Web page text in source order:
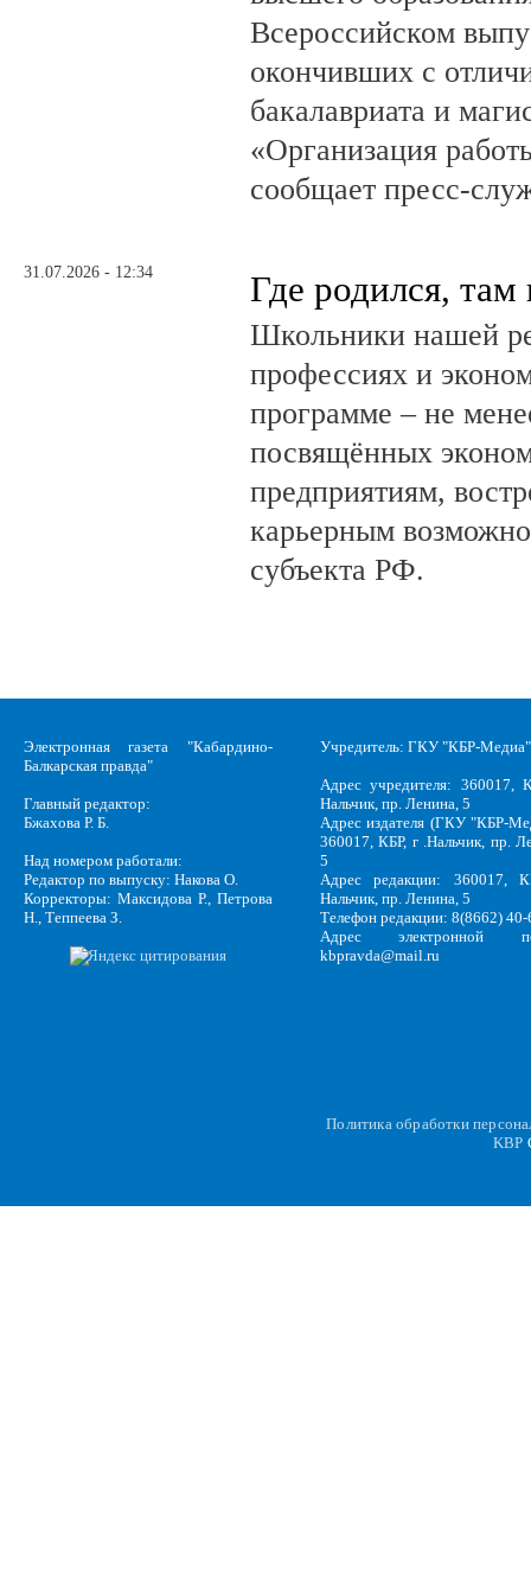
Всероссийском
окончивших с
бакалавриата и
«Организация
сообщает пресс-
31.07.2026 - 12:34 Где родился, там
Школьники нашей
профессиях и
программе – не
посвящённых
предприятиям,
карьерным
субъекта РФ.
Электронная газета "Кабардино-
Балкарская правда"
Главный редактор:
Бжахова Р. Б.
Над номером работали:
Редактор по выпуску: Накова О.
Корректоры: Максидова Р., Петрова
Н., Теппеева З.
Учредитель: ГКУ "КБР-Медиа"
Адрес учредителя: 360017,
Нальчик, пр. Ленина, 5
Адрес издателя (ГКУ "КБР-
360017, КБР, г .Нальчик, пр.
5
Адрес редакции: 360017,
Нальчик, пр. Ленина, 5
Телефон редакции: 8(8662)
Адрес электронной
kbpravda@mail.ru
Политика обработки
KBP